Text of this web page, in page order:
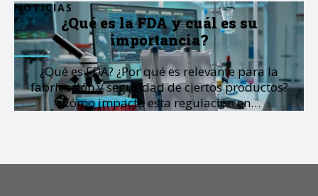
NOTICIAS
¿Qué es la FDA y cuál es su
importancia?
¿Qué es FDA? ¿Por qué es relevante para la
fabricación y seguridad de ciertos productos?
¿Cómo impacta esta regulación en…